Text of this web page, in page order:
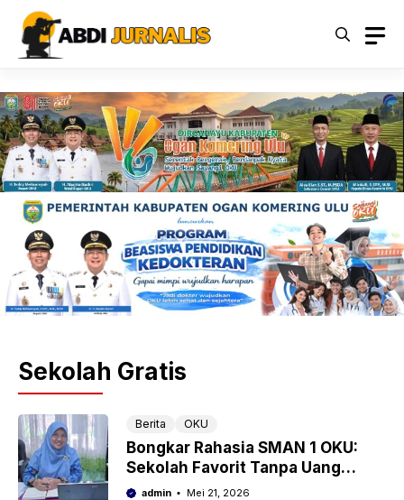
Langsung
Sekolah Gratis
Berita OKU
Bongkar Rahasia SMAN 1 OKU:
Sekolah Favorit Tanpa Uang
Komite, Tapi Lulusannya Tembus
admin Mei 21, 2026